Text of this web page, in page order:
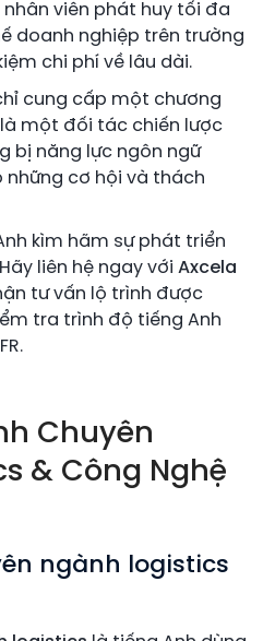
nhân viên phát huy tối đa
doanh nghiệp trên trường
chi phí về lâu dài.
cung cấp một chương
một đối tác chiến lược
bị năng lực ngôn ngữ
những cơ hội và thách
kìm hãm sự phát triển
liên hệ ngay với Axcela
tư vấn lộ trình được
tra trình độ tiếng Anh
Chuyên
& Công Nghệ
ngành logistics